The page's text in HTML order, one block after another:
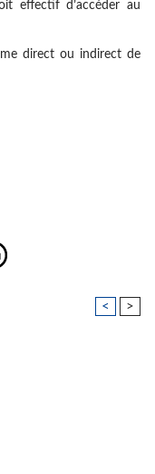
effectif d’accéder au
direct ou indirect de
< >